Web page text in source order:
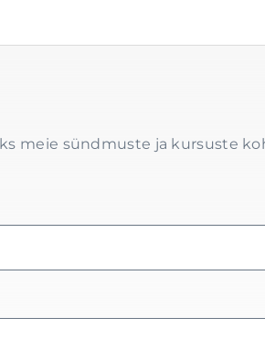
meie sündmuste ja kursuste